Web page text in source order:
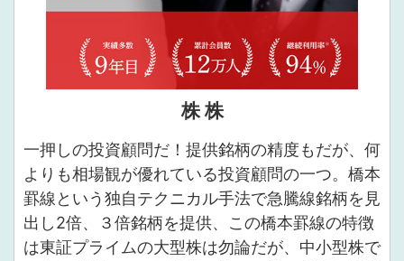
株 株
一押しの投資顧問だ！提供銘柄の精度もだが、何
よりも相場観が優れている投資顧問の一つ。橋本
罫線という独自テクニカル手法で急騰線銘柄を見
出し2倍、３倍銘柄を提供、この橋本罫線の特徴
は東証プライムの大型株は勿論だが、中小型株で